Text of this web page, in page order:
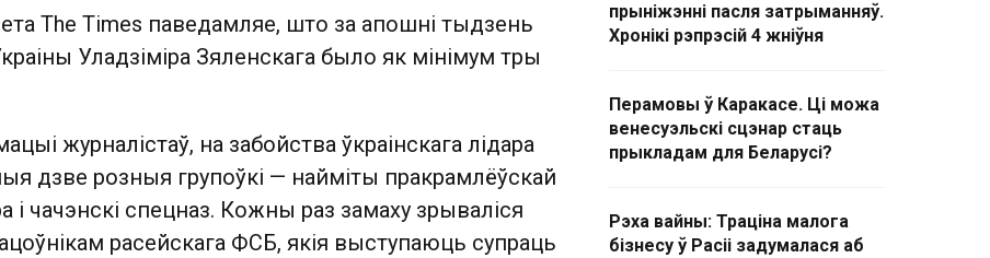
The Times паведамляе, што за апошні тыдзень
Уладзіміра Зяленскага было як мінімум тры
журналістаў, на забойства ўкраінскага лідара
дзве розныя групоўкі — найміты пракрамлёўскай
і чачэнскі спецназ. Кожны раз замаху зрываліся
расейскага ФСБ, якія выступаюць супраць
прыніжэнні пасля затрыманняў.
Хронікі рэпрэсій 4 жніўня
Перамовы ў Каракасе. Ці можа
венесуэльскі сцэнар стаць
прыкладам для Беларусі?
Рэха вайны: Траціна малога
бізнесу ў Расіі задумалася аб